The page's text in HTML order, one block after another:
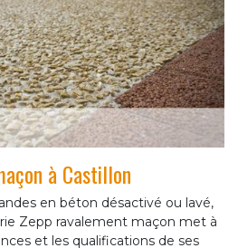
à Castillon
en béton désactivé ou lavé,
Zepp ravalement maçon met à
et les qualifications de ses